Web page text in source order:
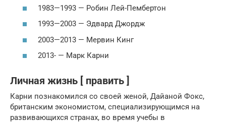
1983—1993 — Робин Лей-Пембертон
1993—2003 — Эдвард Джордж
2003—2013 — Мервин Кинг
2013- — Марк Карни
Личная жизнь [ править ]
Карни познакомился со своей женой, Дайаной Фокс,
британским экономистом, специализирующимся на
развивающихся странах, во время учебы в